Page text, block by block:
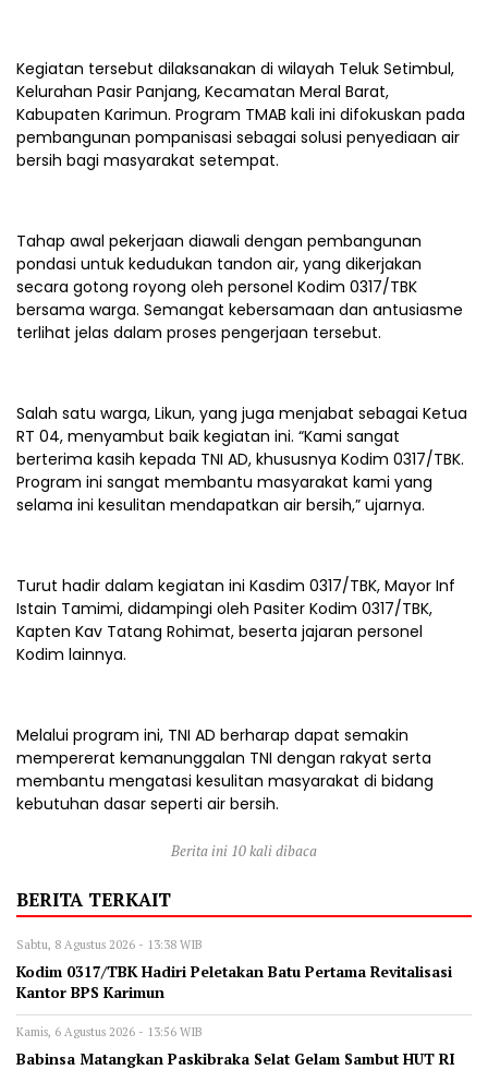
Kegiatan tersebut dilaksanakan di wilayah Teluk Setimbul,
Kelurahan Pasir Panjang, Kecamatan Meral Barat,
Kabupaten Karimun. Program TMAB kali ini difokuskan pada
pembangunan pompanisasi sebagai solusi penyediaan air
bersih bagi masyarakat setempat.
Tahap awal pekerjaan diawali dengan pembangunan
pondasi untuk kedudukan tandon air, yang dikerjakan
secara gotong royong oleh personel Kodim 0317/TBK
bersama warga. Semangat kebersamaan dan antusiasme
terlihat jelas dalam proses pengerjaan tersebut.
Salah satu warga, Likun, yang juga menjabat sebagai Ketua
RT 04, menyambut baik kegiatan ini. “Kami sangat
berterima kasih kepada TNI AD, khususnya Kodim 0317/TBK.
Program ini sangat membantu masyarakat kami yang
selama ini kesulitan mendapatkan air bersih,” ujarnya.
Turut hadir dalam kegiatan ini Kasdim 0317/TBK, Mayor Inf
Istain Tamimi, didampingi oleh Pasiter Kodim 0317/TBK,
Kapten Kav Tatang Rohimat, beserta jajaran personel
Kodim lainnya.
Melalui program ini, TNI AD berharap dapat semakin
mempererat kemanunggalan TNI dengan rakyat serta
membantu mengatasi kesulitan masyarakat di bidang
kebutuhan dasar seperti air bersih.
Berita ini 10 kali dibaca
BERITA TERKAIT
Sabtu, 8 Agustus 2026 - 13:38 WIB
Kodim 0317/TBK Hadiri Peletakan Batu Pertama Revitalisasi
Kantor BPS Karimun
Kamis, 6 Agustus 2026 - 13:56 WIB
Babinsa Matangkan Paskibraka Selat Gelam Sambut HUT RI